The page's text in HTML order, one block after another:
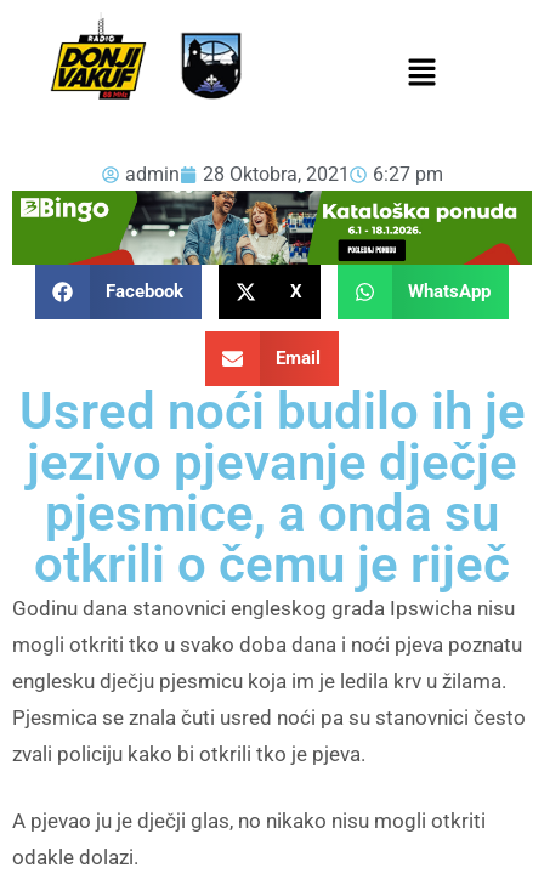
admin 28 Oktobra, 2021 6:27 pm
Facebook X WhatsApp
Email
Usred noći budilo ih je
jezivo pjevanje dječje
pjesmice, a onda su
otkrili o čemu je riječ
Godinu dana stanovnici engleskog grada Ipswicha nisu
mogli otkriti tko u svako doba dana i noći pjeva poznatu
englesku dječju pjesmicu koja im je ledila krv u žilama.
Pjesmica se znala čuti usred noći pa su stanovnici često
zvali policiju kako bi otkrili tko je pjeva.
A pjevao ju je dječji glas, no nikako nisu mogli otkriti
odakle dolazi.